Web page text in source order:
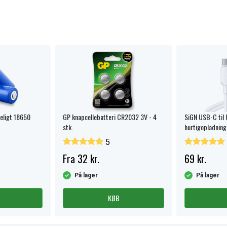
HD Handycam, HDR-
18650
GP knapcellebatteri CR2032 3V - 4
stk.
5
Fra 32 kr.
På lager
KØB
SiGN USB-C
69 kr.
På lager